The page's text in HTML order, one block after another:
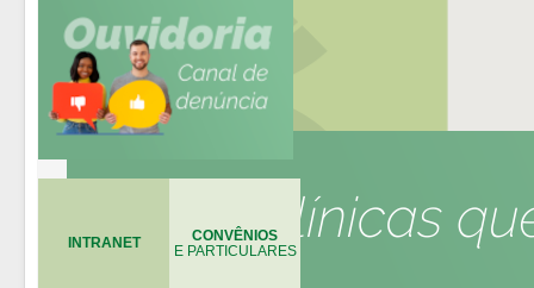
INTRANET CONVÊNIOS
E PARTICULARES